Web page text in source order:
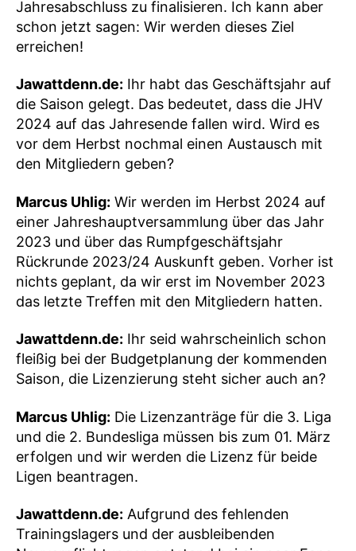
Jahresabschluss zu finalisieren. Ich kann aber
schon jetzt sagen: Wir werden dieses Ziel
erreichen!
Jawattdenn.de: Ihr habt das Geschäftsjahr auf
die Saison gelegt. Das bedeutet, dass die JHV
2024 auf das Jahresende fallen wird. Wird es
vor dem Herbst nochmal einen Austausch mit
den Mitgliedern geben?
Marcus Uhlig: Wir werden im Herbst 2024 auf
einer Jahreshauptversammlung über das Jahr
2023 und über das Rumpfgeschäftsjahr
Rückrunde 2023/24 Auskunft geben. Vorher ist
nichts geplant, da wir erst im November 2023
das letzte Treffen mit den Mitgliedern hatten.
Jawattdenn.de: Ihr seid wahrscheinlich schon
fleißig bei der Budgetplanung der kommenden
Saison, die Lizenzierung steht sicher auch an?
Marcus Uhlig: Die Lizenzanträge für die 3. Liga
und die 2. Bundesliga müssen bis zum 01. März
erfolgen und wir werden die Lizenz für beide
Ligen beantragen.
Jawattdenn.de: Aufgrund des fehlenden
Trainingslagers und der ausbleibenden